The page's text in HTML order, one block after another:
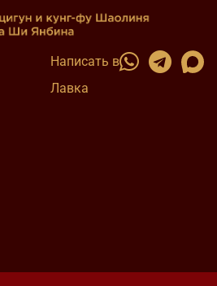
Написать в
Лавка